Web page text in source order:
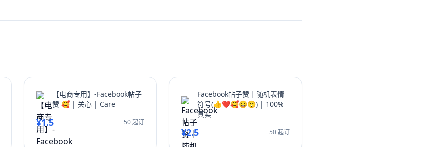
【电商专用】-Facebook帖子
赞 🥰 | 关心 | Care
¥1.5 50 起订
Facebook帖子赞｜随机表情
符号(👍❤️🥰😀😲) | 100%
真实
¥2.5 50 起订